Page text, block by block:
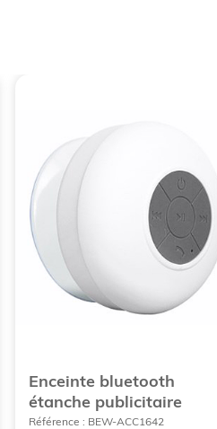
Enceinte bluetooth
étanche publicitaire
Référence : BEW-ACC1642